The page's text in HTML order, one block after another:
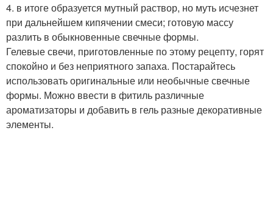
4. в итоге образуется мутный раствор, но муть исчезнет
при дальнейшем кипячении смеси; готовую массу
разлить в обыкновенные свечные формы.
Гелевые свечи, приготовленные по этому рецепту, горят
спокойно и без неприятного запаха. Постарайтесь
использовать оригинальные или необычные свечные
формы. Можно ввести в фитиль различные
ароматизаторы и добавить в гель разные декоративные
элементы.